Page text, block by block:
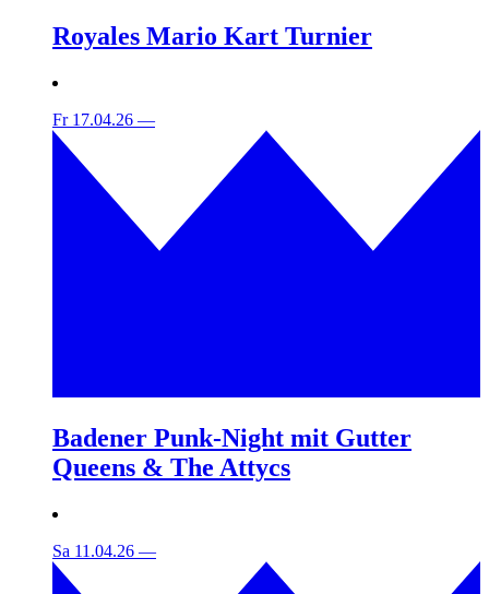
Royales Mario Kart Turnier
Fr 17.04.26 —
Badener Punk-Night mit Gutter
Queens & The Attycs
Sa 11.04.26 —